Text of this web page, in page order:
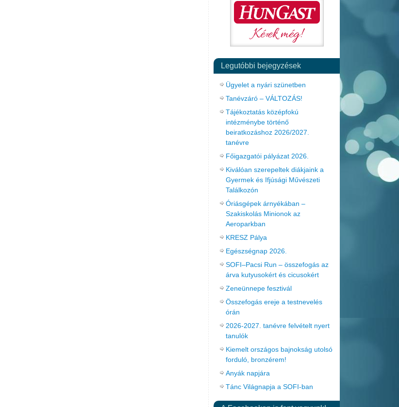
Legutóbbi bejegyzések
Ügyelet a nyári szünetben
Tanévzáró – VÁLTOZÁS!
Tájékoztatás középfokú
intézménybe történő
beiratkozáshoz 2026/2027.
tanévre
Főigazgatói pályázat 2026.
Kiválóan szerepeltek diákjaink a
Gyermek és Ifjúsági Művészeti
Találkozón
Óriásgépek árnyékában –
Szakiskolás Minionok az
Aeroparkban
KRESZ Pálya
Egészségnap 2026.
SOFI–Pacsi Run – összefogás az
árva kutyusokért és cicusokért
Zeneünnepe fesztivál
Összefogás ereje a testnevelés
órán
2026-2027. tanévre felvételt nyert
tanulók
Kiemelt országos bajnokság utolsó
forduló, bronzérem!
Anyák napjára
Tánc Világnapja a SOFI-ban